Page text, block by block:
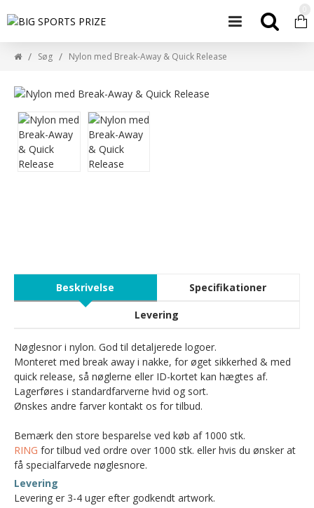
Søg Nylon med Break-Away & Quick Release
Beskrivelse Specifikationer
Levering
Nøglesnor i nylon. God til detaljerede logoer.
Monteret med break away i nakke, for øget sikkerhed & med
quick release, så nøglerne eller ID-kortet kan hægtes af.
Lagerføres i standardfarverne hvid og sort.
Ønskes andre farver kontakt os for tilbud.
Bemærk den store besparelse ved køb af 1000 stk.
RING for tilbud ved ordre over 1000 stk. eller hvis du ønsker at
få specialfarvede nøglesnore.
Levering
Levering er 3-4 uger efter godkendt artwork.